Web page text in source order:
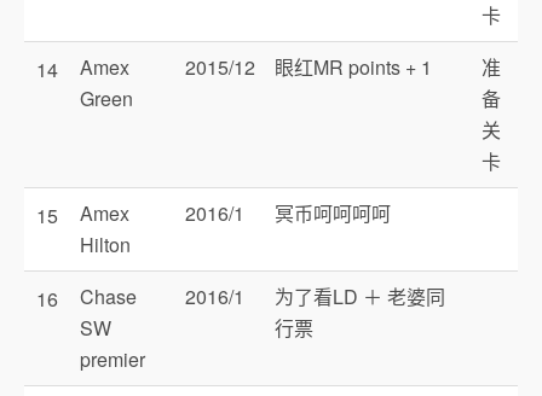
卡
14
Amex
Green
2015/12 眼红MR points + 1
准
备
关
卡
15
Amex
Hilton
2016/1 冥币呵呵呵呵
16
Chase
SW
premier
2016/1
为了看LD ＋ 老婆同
行票